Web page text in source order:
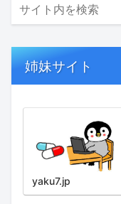
姉妹サイト
yaku7.jp